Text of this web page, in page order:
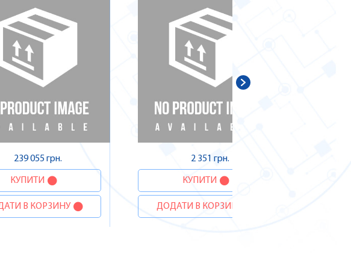
239 055 грн.
КУПИТИ
В КОРЗИНУ
2 351 грн.
КУПИТИ
ДОДАТИ В КОРЗИНУ